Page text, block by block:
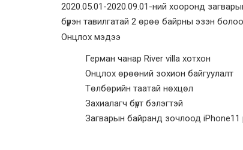
2020.05.01-2020.09.01-ний хооронд
бүрэн тавилгатай 2 өрөө байрны эзэн
Онцлох мэдээ
Герман чанар River villa хотхон
Онцлох өрөөний зохион байгуулалт
Төлбөрийн таатай нөхцөл
Захиалагч бүрт бэлэгтэй
Загварын байранд зочлоод